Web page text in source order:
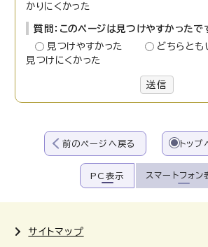
かりにくかった
質問：このページは見つけやすかったで
見つけやすかった
どちらと
見つけにくかった
送信
前のページへ戻る トップ
PC表示 スマートフォン
サイトマップ